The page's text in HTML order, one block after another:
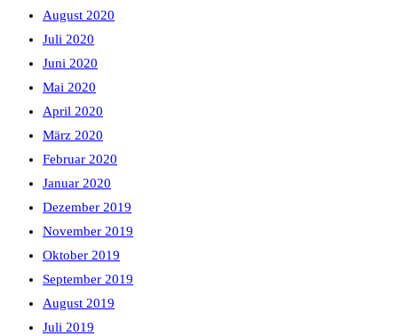
August 2020
Juli 2020
Juni 2020
Mai 2020
April 2020
März 2020
Februar 2020
Januar 2020
Dezember 2019
November 2019
Oktober 2019
September 2019
August 2019
Juli 2019